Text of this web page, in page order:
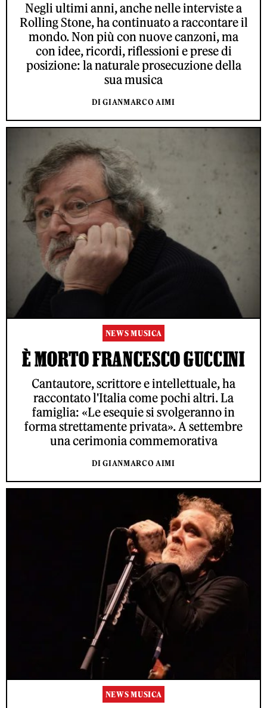
Negli ultimi anni, anche nelle interviste a
Rolling Stone, ha continuato a raccontare il
mondo. Non più con nuove canzoni, ma
con idee, ricordi, riflessioni e prese di
posizione: la naturale prosecuzione della
sua musica
DI GIANMARCO AIMI
NEWS MUSICA
È MORTO FRANCESCO GUCCINI
Cantautore, scrittore e intellettuale, ha
raccontato l'Italia come pochi altri. La
famiglia: «Le esequie si svolgeranno in
forma strettamente privata». A settembre
una cerimonia commemorativa
DI GIANMARCO AIMI
NEWS MUSICA